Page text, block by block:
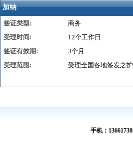
加纳
签证类型: 商务
受理时间:
12个工作日
签证有效期:
3个月
受理范围:
受理全国各地签发之
手机：